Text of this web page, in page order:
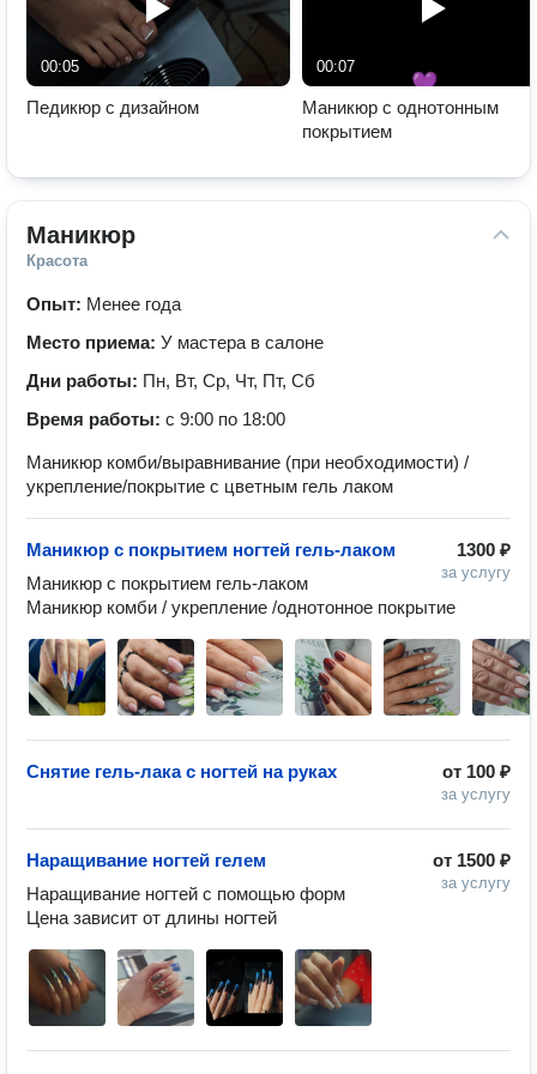
00:05
Педикюр с дизайном
00:07
Маникюр с однотонным
покрытием
Маникюр
Красота
Опыт: Менее года
Место приема: У мастера в салоне
Дни работы: Пн, Вт, Ср, Чт, Пт, Сб
Время работы: с 9:00 по 18:00
Маникюр комби/выравнивание (при необходимости) /
укрепление/покрытие с цветным гель лаком
1300 ₽
за услугу
Маникюр с покрытием ногтей гель-лаком
Маникюр с покрытием гель-лаком
Маникюр комби / укрепление /однотонное покрытие
от 100 ₽
за услугу
Снятие гель-лака с ногтей на руках
от 1500 ₽
за услугу
Наращивание ногтей гелем
Наращивание ногтей с помощью форм